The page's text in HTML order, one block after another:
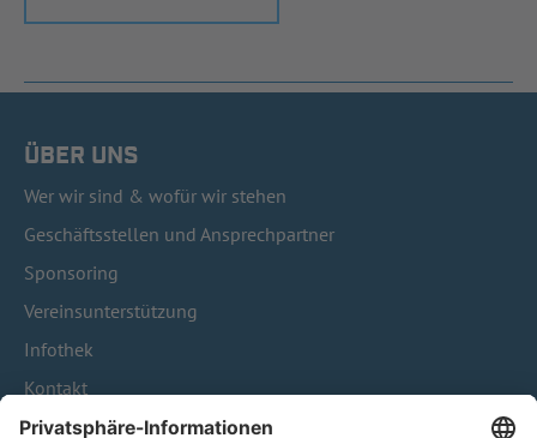
ÜBER UNS
Wer wir sind & wofür wir stehen
Geschäftsstellen und Ansprechpartner
Sponsoring
Vereinsunterstützung
Infothek
Kontakt